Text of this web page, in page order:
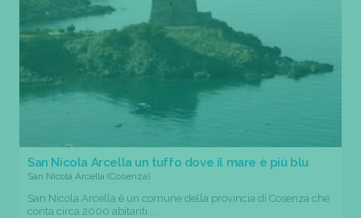
San Nicola Arcella un tuffo dove il mare è più blu
San Nicola Arcella (Cosenza)
San Nicola Arcella è un comune della provincia di Cosenza che
conta circa 2000 abitanti....